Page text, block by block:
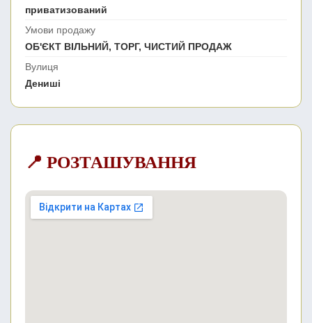
приватизований
Умови продажу
ОБ'ЄКТ ВІЛЬНИЙ, ТОРГ, ЧИСТИЙ ПРОДАЖ
Вулиця
Дениші
📍 РОЗТАШУВАННЯ